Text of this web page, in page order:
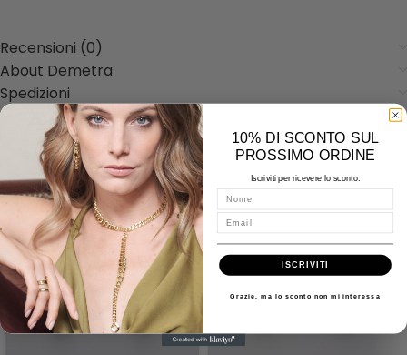
Recensioni (0)
About Demetra
Spedizioni
Misure - Incisioni - Domande
Prodotti correlati
10% DI SCONTO SUL
PROSSIMO ORDINE
Iscriviti per ricevere lo sconto.
ISCRIVITI
Grazie, ma lo sconto non mi interessa